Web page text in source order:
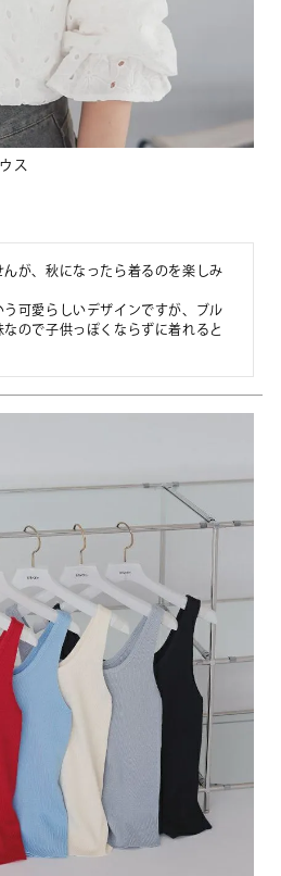
ス
が、秋になったら着るのを楽しみ
可愛らしいデザインですが、ブル
ので子供っぽくならずに着れると